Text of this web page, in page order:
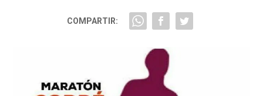
COMPARTIR: